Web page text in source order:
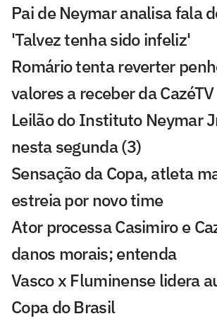
Pai de Neymar analisa fala
'Talvez tenha sido infeliz'
Romário tenta reverter
valores a receber da CazéTV
Leilão do Instituto Neymar
nesta segunda (3)
Sensação da Copa, atleta
estreia por novo time
Ator processa Casimiro e
danos morais; entenda
Vasco x Fluminense lidera
Copa do Brasil